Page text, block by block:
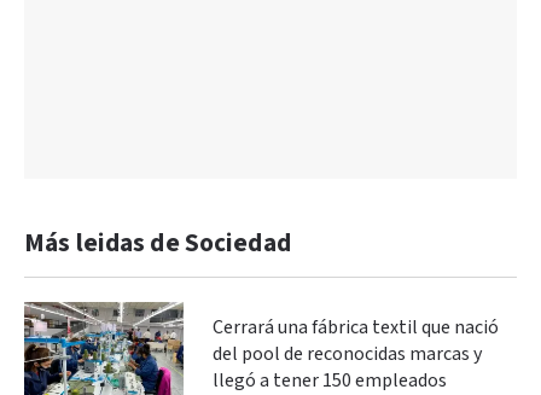
Más leidas de Sociedad
Cerrará una fábrica textil que nació
del pool de reconocidas marcas y
llegó a tener 150 empleados